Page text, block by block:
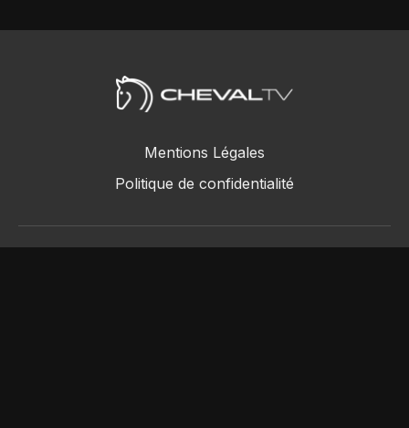
Mentions Légales
Politique de confidentialité